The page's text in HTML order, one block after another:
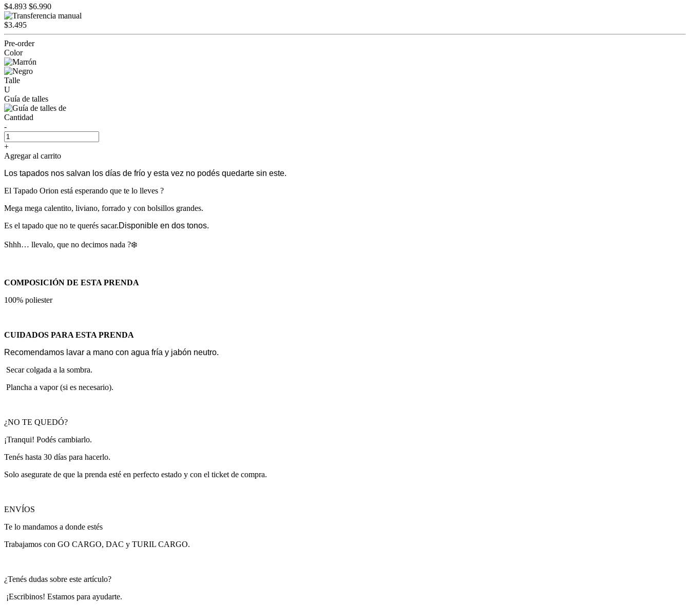
$4.893 $6.990
$3.495
Pre-order
Color
Talle
U
Guía de talles
Cantidad
-
+
Agregar al carrito
Los tapados nos salvan los días de frío y esta vez no podés quedarte sin este.
El Tapado Orion está esperando que te lo lleves ?
Mega mega calentito, liviano, forrado y con bolsillos grandes.
Es el tapado que no te querés sacar.Disponible en dos tonos.
Shhh… llevalo, que no decimos nada ?❄️
COMPOSICIÓN DE ESTA PRENDA
100% poliester
CUIDADOS PARA ESTA PRENDA
Recomendamos lavar a mano con agua fría y jabón neutro.
Secar colgada a la sombra.
Plancha a vapor (si es necesario).
¿NO TE QUEDÓ?
¡Tranqui! Podés cambiarlo.
Tenés hasta 30 días para hacerlo.
Solo asegurate de que la prenda esté en perfecto estado y con el ticket de compra.
ENVÍOS
Te lo mandamos a donde estés
Trabajamos con GO CARGO, DAC y TURIL CARGO.
¿Tenés dudas sobre este artículo?
¡Escribinos! Estamos para ayudarte.